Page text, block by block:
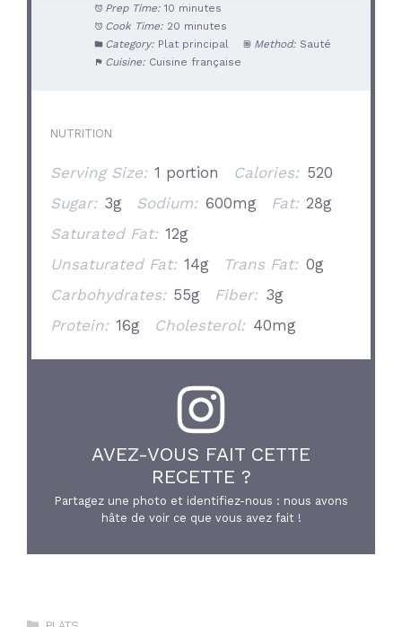
Prep Time: 10 minutes
Cook Time: 20 minutes
Category: Plat principal Method: Sauté
Cuisine: Cuisine française
NUTRITION
Serving Size: 1 portion Calories: 520
Sugar: 3g Sodium: 600mg Fat: 28g
Saturated Fat: 12g
Unsaturated Fat: 14g Trans Fat: 0g
Carbohydrates: 55g Fiber: 3g
Protein: 16g Cholesterol: 40mg
AVEZ-VOUS FAIT CETTE
RECETTE ?
Partagez une photo et identifiez-nous : nous avons
hâte de voir ce que vous avez fait !
Catégories